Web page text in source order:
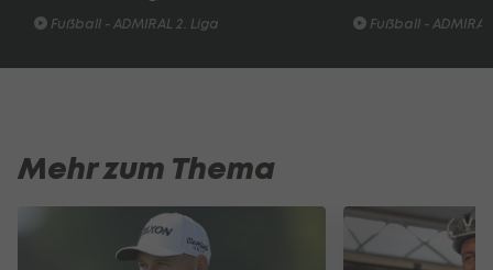
Fußball - ADMIRAL 2. Liga Fußball -
Mehr zum Thema